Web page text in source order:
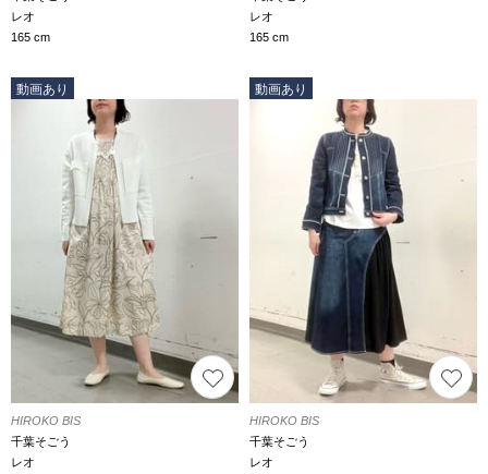
レオ
165 cm
レオ
165 cm
動画あり
HIROKO BIS
千葉そごう
レオ
動画あり
HIROKO BIS
千葉そごう
レオ